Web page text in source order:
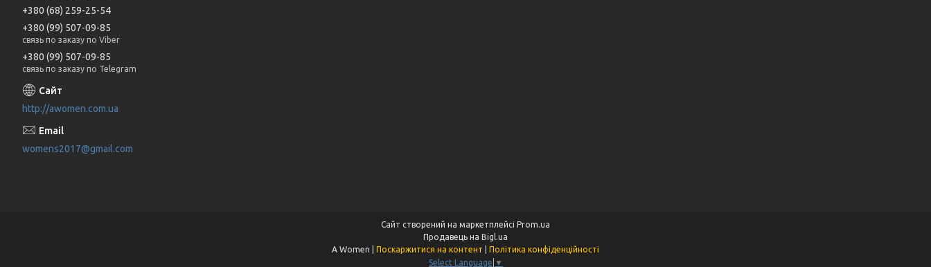
+380 (68) 259-25-54
+380 (99) 507-09-85
связь по заказу по Viber
+380 (99) 507-09-85
связь по заказу по Telegram
http://awomen.com.ua
womens2017@gmail.com
Сайт створений на маркетплейсі Prom.ua
Продавець на Bigl.ua
Поскаржитися на контент
Політика конфіденційності
Select Language ▼